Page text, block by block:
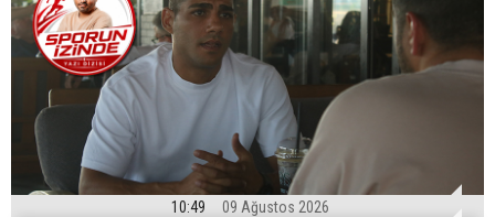
10:49 09 Ağustos 2026